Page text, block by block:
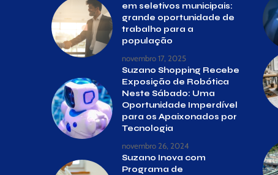
em seletivos municipais:
grande oportunidade de
trabalho para a
população
novembro 17, 2025
Suzano Shopping Recebe
Exposição de Robótica
Neste Sábado: Uma
Oportunidade Imperdível
para os Apaixonados por
Tecnologia
novembro 26, 2024
Suzano Inova com
Programa de